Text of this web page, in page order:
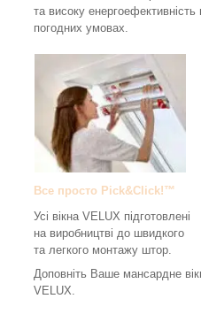
та високу
погодних умовах.
Все просто Pick&Click!™
Усі вікна VELUX підготовлені
на виробництві до швидкого
та легкого монтажу штор.
Доповніть Ваше мансардне
VELUX.